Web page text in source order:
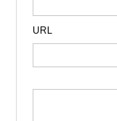
URL